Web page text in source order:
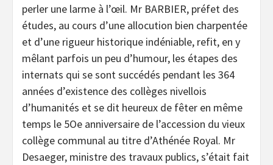
perler une larme à l’œil. Mr BARBIER, préfet des
études, au cours d’une allocution bien charpentée
et d’une rigueur historique indéniable, refit, en y
mêlant parfois un peu d’humour, les étapes des
internats qui se sont succédés pendant les 364
années d’existence des collèges nivellois
d’humanités et se dit heureux de fêter en même
temps le 5Oe anniversaire de l’accession du vieux
collège communal au titre d’Athénée Royal. Mr
Desaeger, ministre des travaux publics, s’était fait